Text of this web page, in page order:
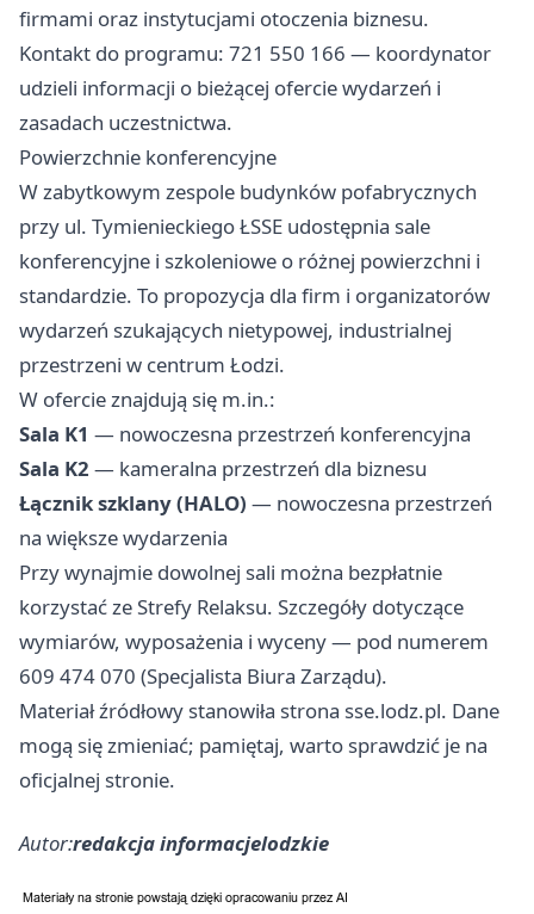
firmami oraz instytucjami otoczenia biznesu.
Kontakt do programu: 721 550 166 — koordynator
udzieli informacji o bieżącej ofercie wydarzeń i
zasadach uczestnictwa.
Powierzchnie konferencyjne
W zabytkowym zespole budynków pofabrycznych
przy ul. Tymienieckiego ŁSSE udostępnia sale
konferencyjne i szkoleniowe o różnej powierzchni i
standardzie. To propozycja dla firm i organizatorów
wydarzeń szukających nietypowej, industrialnej
przestrzeni w centrum Łodzi.
W ofercie znajdują się m.in.:
Sala K1 — nowoczesna przestrzeń konferencyjna
Sala K2 — kameralna przestrzeń dla biznesu
Łącznik szklany (HALO) — nowoczesna przestrzeń
na większe wydarzenia
Przy wynajmie dowolnej sali można bezpłatnie
korzystać ze Strefy Relaksu. Szczegóły dotyczące
wymiarów, wyposażenia i wyceny — pod numerem
609 474 070 (Specjalista Biura Zarządu).
Materiał źródłowy stanowiła strona sse.lodz.pl. Dane
mogą się zmieniać; pamiętaj, warto sprawdzić je na
oficjalnej stronie.
Autor:redakcja informacjelodzkie